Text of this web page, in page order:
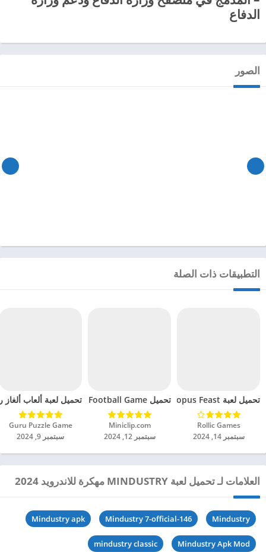
الدفاع
الصور
التطبيقات ذات الصلة
تحميل لعبة Octopus Feast مهكرة للاندرويد 2024
Rollic Games‏
سبتمبر 14, 2024
تحميل Soccer Hero PvP Football Game مهكرة للاندرويد 2024
Miniclip.com‏
سبتمبر 12, 2024
تحميل لعبة ألعاب ألغاز
Guru Puzzle Game‏
سبتمبر 9, 2024
العلامات لـ تحميل لعبة MINDUSTRY مهكرة للاندرويد 2024
Mindustry
Mindustry 7-official-146
Mindustry apk
Mindustry Apk Mod
mindustry classic